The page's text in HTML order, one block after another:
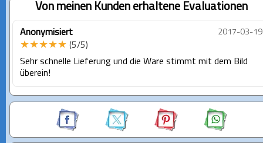
Von meinen Kunden erhaltene Evaluationen
Anonymisiert 2017-03-19
★★★★★ (5/5)
Sehr schnelle Lieferung und die Ware stimmt mit dem Bild
überein!